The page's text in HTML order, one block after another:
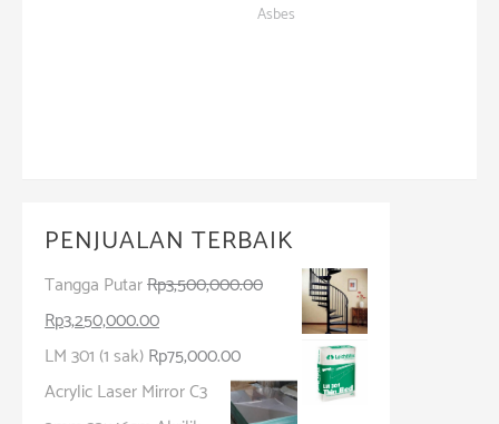
Asbes
PENJUALAN TERBAIK
Tangga PutarRp3,500,000.00
Rp3,250,000.00
LM 301 (1 sak)Rp75,000.00
Acrylic Laser Mirror C3